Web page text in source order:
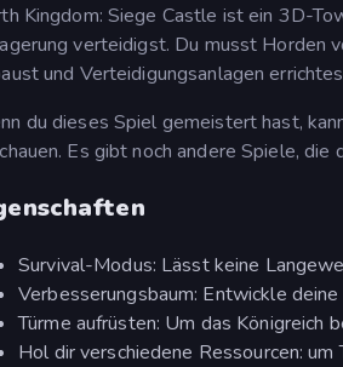
Kingdom: Siege Castle ist ein 3D-
verteidigst. Du musst Horden
und Verteidigungsanlagen
du dieses Spiel gemeistert hast,
Es gibt noch andere Spiele,
Survival-Modus: Lässt keine
Verbesserungsbaum: Entwickle
Türme aufrüsten: Um das Königreich
Hol dir verschiedene Ressourcen: um